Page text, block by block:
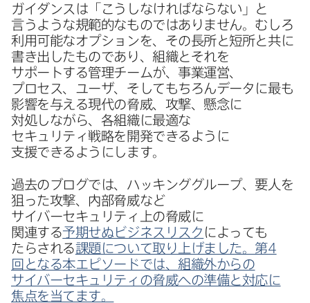
ガイダンスは​「こうしなければならない」と​
言うような​規範的な​ものでは​ありません。​むしろ​
利用​可能な​オプションを、​その​長所と​短所と​共に​
書き出した​ものであり、​組織と​それを​
サポートする​管理チームが、​事業運営、​
プロセス、​ユーザ、​そして​もちろん​データに​最も​
影響を​与える​現代の​脅威、​攻撃、​懸念に​
対処しながら、​各組織に​最適な​
セキュリティ戦略を​開発できるように​
支援できるようにします。
過去の​ブログでは、​ハッキンググループ、​要人を​
狙った​攻撃、​内部​脅威など​
サイバーセキュリティ上の​脅威に​
関連する予期せぬビジネスリスク に​よっても​
たらされる課題に​ついて​取り上げました。​第4
回と​なる​本エピソードでは、​組織外からの​
サイバーセキュリティの​脅威への​準備と​対応に​
焦点を​当てます。